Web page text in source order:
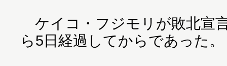
ケイコ・フジモリが敗北宣
ら5日経過してからであった。